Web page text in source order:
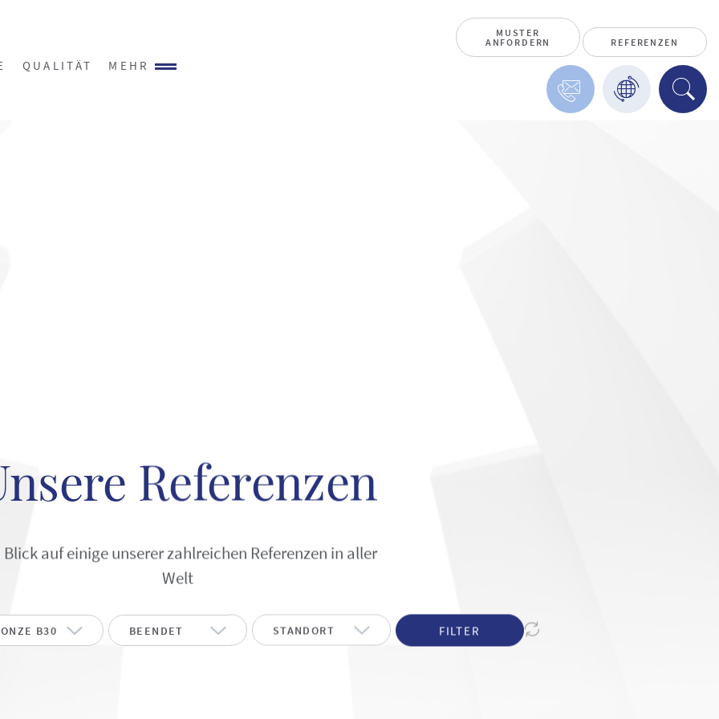
QUALITÄT MEHR
MUSTER
ANFORDERN
REFERENZEN
Referenzen
Blick auf einige unserer zahlreichen Referenzen in aller
Welt
FILTER